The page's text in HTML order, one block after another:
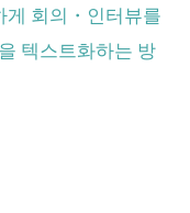
회의・인터뷰를
텍스트화하는 방